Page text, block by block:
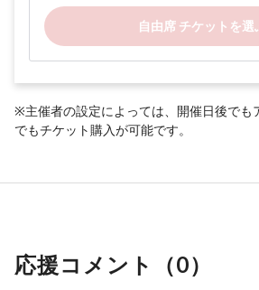
自由席 チケットを選
※主催者の設定によっては、開催日後でも
でもチケット購入が可能です。
応援コメント（0）